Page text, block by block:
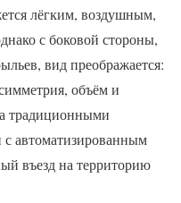
лёгким, воздушным,
с боковой стороны,
вид преображается:
объём и
традиционными
автоматизированным
въезд на территорию